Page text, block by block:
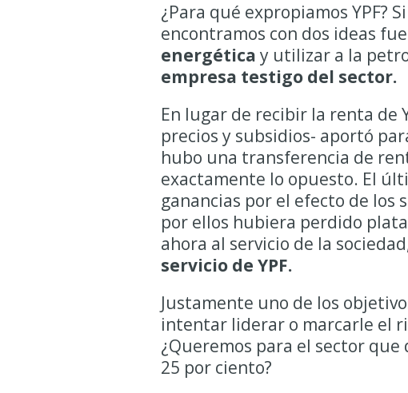
¿Para qué expropiamos YPF?
encontramos con dos ideas
energética y utilizar a la
empresa testigo del sector.
En lugar de recibir la renta de
precios y subsidios- aportó
hubo una transferencia de
exactamente lo opuesto. El
ganancias por el efecto de los
por ellos hubiera perdido
ahora al servicio de la
servicio de YPF.
Justamente uno de los
intentar liderar o marcarle el
¿Queremos para el sector
25 por ciento?